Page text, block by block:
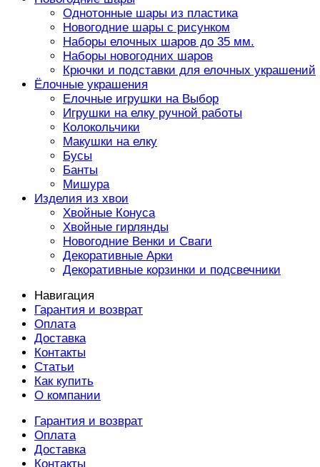
Однотонные шары из пластика
Новогодние шары с рисунком
Наборы елочных шаров до 35 мм.
Наборы новогодних шаров
Крючки и подставки для елочных украшений
Ёлочные украшения
Елочные игрушки на Выбор
Игрушки на елку ручной работы
Колокольчики
Макушки на елку
Бусы
Банты
Мишура
Изделия из хвои
Хвойные Конуса
Хвойные гирлянды
Новогодние Венки и Сваги
Декоративные Арки
Декоративные корзинки и подсвечники
Навигация
Гарантия и возврат
Оплата
Доставка
Контакты
Статьи
Как купить
О компании
Гарантия и возврат
Оплата
Доставка
Контакты